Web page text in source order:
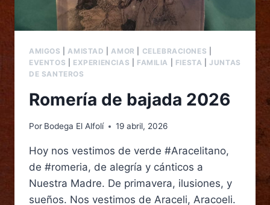
AMIGOS AMISTAD AMOR CELEBRACIONES
EVENTOS
EXPERIENCIAS FAMILIA FIESTA |JUNTAS
DE SANTEROS
Romería de bajada 2026
Por Bodega El Alfolí 19 abril, 2026
Hoy nos vestimos de verde #Aracelitano,
de #romeria, de alegría y cánticos a
Nuestra Madre. De primavera, ilusiones, y
sueños. Nos vestimos de Araceli, Aracoeli.